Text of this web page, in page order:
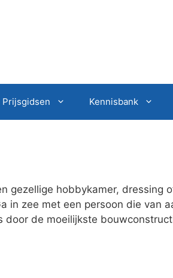
Prijsgidsen Kennisbank
gezellige hobbykamer, dressing
in zee met een persoon die van
de moeilijkste